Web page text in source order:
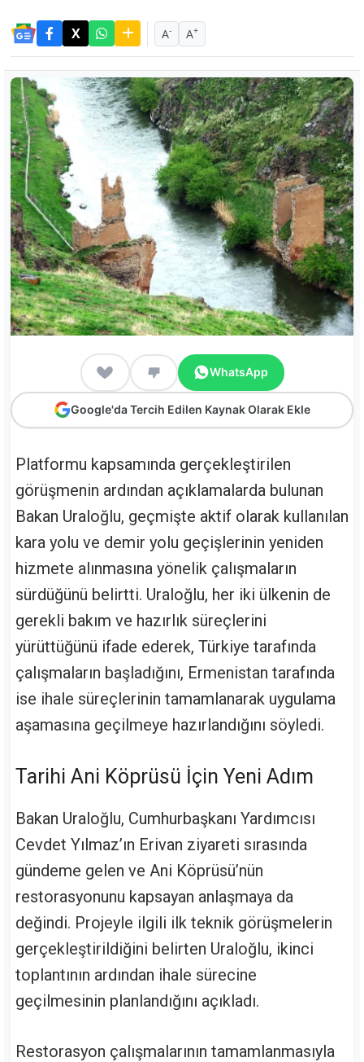
A- A+
WhatsApp
Google'da Tercih Edilen Kaynak Olarak Ekle
Platformu kapsamında gerçekleştirilen
görüşmenin ardından açıklamalarda bulunan
Bakan Uraloğlu, geçmişte aktif olarak kullanılan
kara yolu ve demir yolu geçişlerinin yeniden
hizmete alınmasına yönelik çalışmaların
sürdüğünü belirtti. Uraloğlu, her iki ülkenin de
gerekli bakım ve hazırlık süreçlerini
yürüttüğünü ifade ederek, Türkiye tarafında
çalışmaların başladığını, Ermenistan tarafında
ise ihale süreçlerinin tamamlanarak uygulama
aşamasına geçilmeye hazırlandığını söyledi.
Tarihi Ani Köprüsü İçin Yeni Adım
Bakan Uraloğlu, Cumhurbaşkanı Yardımcısı
Cevdet Yılmaz’ın Erivan ziyareti sırasında
gündeme gelen ve Ani Köprüsü’nün
restorasyonunu kapsayan anlaşmaya da
değindi. Projeyle ilgili ilk teknik görüşmelerin
gerçekleştirildiğini belirten Uraloğlu, ikinci
toplantının ardından ihale sürecine
geçilmesinin planlandığını açıkladı.
Restorasyon çalışmalarının tamamlanmasıyla